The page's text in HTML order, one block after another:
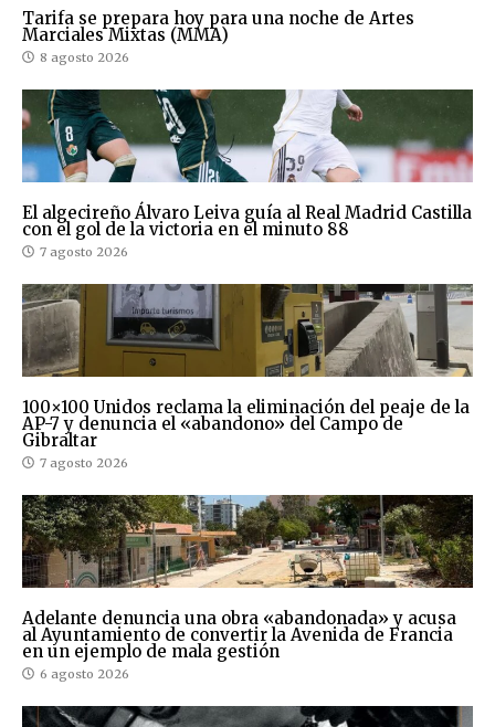
Tarifa se prepara hoy para una noche de Artes
Marciales Mixtas (MMA)
8 agosto 2026
El algecireño Álvaro Leiva guía al Real Madrid Castilla
con el gol de la victoria en el minuto 88
7 agosto 2026
100×100 Unidos reclama la eliminación del peaje de la
AP-7 y denuncia el «abandono» del Campo de
Gibraltar
7 agosto 2026
Adelante denuncia una obra «abandonada» y acusa
al Ayuntamiento de convertir la Avenida de Francia
en un ejemplo de mala gestión
6 agosto 2026